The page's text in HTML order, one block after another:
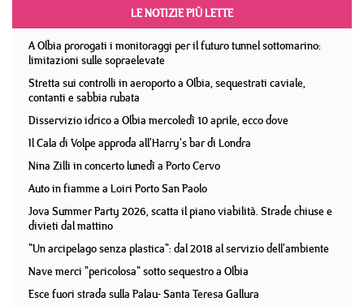
LE NOTIZIE PIÙ LETTE
A Olbia prorogati i monitoraggi per il futuro tunnel sottomarino:
limitazioni sulle sopraelevate
Stretta sui controlli in aeroporto a Olbia, sequestrati caviale,
contanti e sabbia rubata
Disservizio idrico a Olbia mercoledì 10 aprile, ecco dove
Il Cala di Volpe approda all'Harry's bar di Londra
Nina Zilli in concerto lunedì a Porto Cervo
Auto in fiamme a Loiri Porto San Paolo
Jova Summer Party 2026, scatta il piano viabilità. Strade chiuse e
divieti dal mattino
"Un arcipelago senza plastica": dal 2018 al servizio dell'ambiente
Nave merci "pericolosa" sotto sequestro a Olbia
Esce fuori strada sulla Palau- Santa Teresa Gallura